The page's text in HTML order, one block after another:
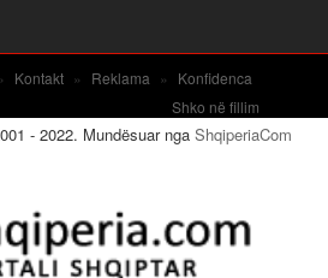
Kontakt » Reklama »
Konfidenca
Shko në fillim
- 2022. Mundësuar nga ShqiperiaCom